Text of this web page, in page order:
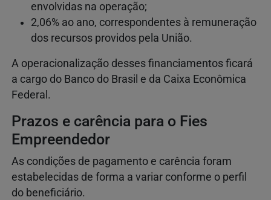
envolvidas na operação;
2,06% ao ano, correspondentes à remuneração
dos recursos providos pela União.
A operacionalização desses financiamentos ficará
a cargo do Banco do Brasil e da Caixa Econômica
Federal.
Prazos e carência para o Fies
Empreendedor
As condições de pagamento e carência foram
estabelecidas de forma a variar conforme o perfil
do beneficiário.